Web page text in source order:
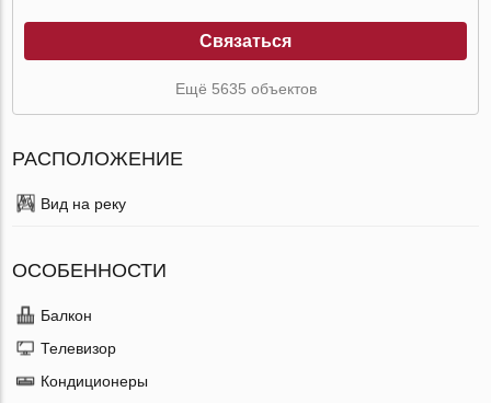
Связаться
Ещё 5635 объектов
РАСПОЛОЖЕНИЕ
Вид на реку
ОСОБЕННОСТИ
Балкон
Телевизор
Кондиционеры